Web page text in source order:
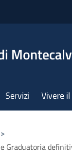
Servizi Vivere
>
Graduatoria